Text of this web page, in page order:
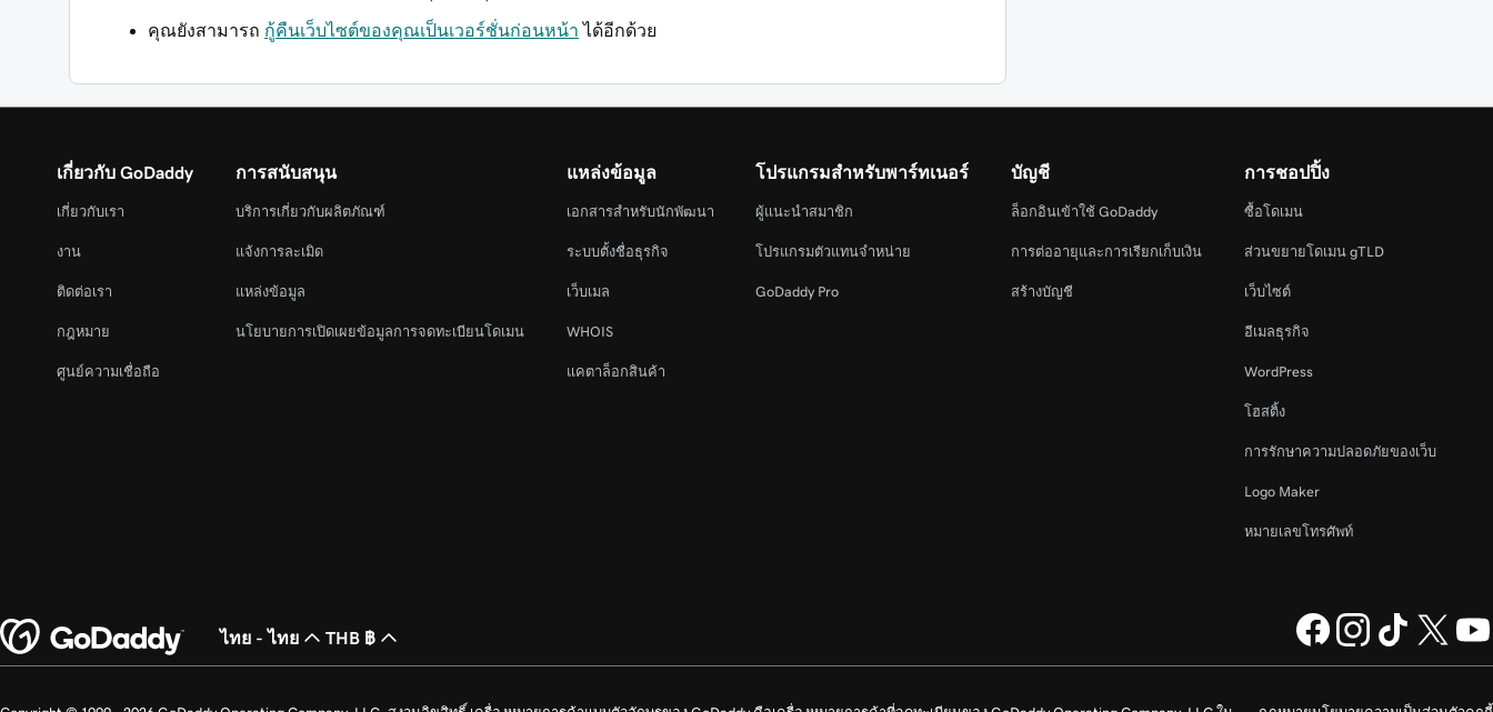
คุณยังสามารถ กู้คืนเว็บไซต์ของคุณเป็นเวอร์ชั่นก่อนหน้า ได้อีกด้วย
เกี่ยวกับ GoDaddy
เกี่ยวกับเรา
งาน
ติดต่อเรา
กฎหมาย
ศูนย์ความเชื่อถือ
การสนับสนุน
บริการเกี่ยวกับผลิตภัณฑ์
แจ้งการละเมิด
แหล่งข้อมูล
นโยบายการเปิดเผยข้อมูลการจดทะเบียนโดเมน
แหล่งข้อมูล
เอกสารสำหรับนักพัฒนา
ระบบตั้งชื่อธุรกิจ
เว็บเมล
WHOIS
แคตาล็อกสินค้า
โปรแกรมสำหรับพาร์ทเนอร์
ผู้แนะนำสมาชิก
โปรแกรมตัวแทนจำหน่าย
GoDaddy Pro
บัญชี
ล็อกอินเข้าใช้ GoDaddy
การต่ออายุและการเรียกเก็บเงิน
สร้างบัญชี
การชอปปิ้ง
ซื้อโดเมน
ส่วนขยายโดเมน gTLD
เว็บไซต์
อีเมลธุรกิจ
WordPress
โฮสติ้ง
การรักษาความปลอดภัยของเว็บ
Logo Maker
หมายเลขโทรศัพท์
ไทย - ไทย THB ฿